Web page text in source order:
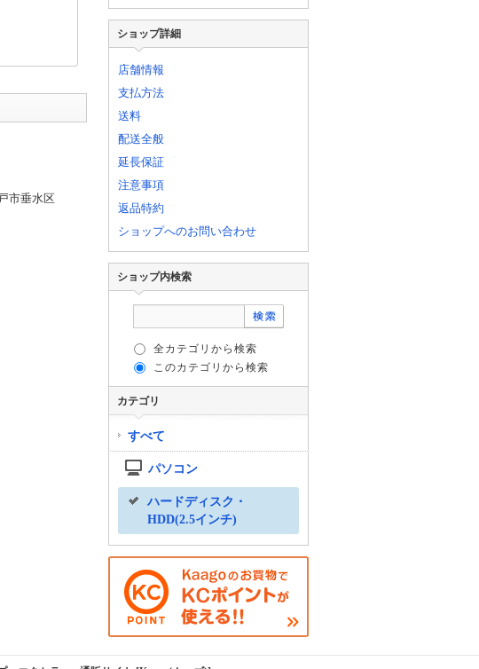
市垂水区
ショップ詳細
店舗情報
支払方法
送料
配送全般
延長保証
注意事項
返品特約
ショップへのお問い合わせ
ショップ内検索
全カテゴリから検索
このカテゴリから検索
カテゴリ
すべて
パソコン
ハードディスク・
HDD(2.5インチ)